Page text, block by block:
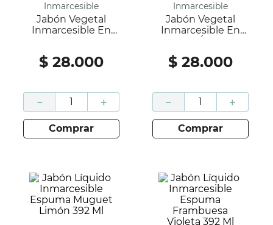
Inmarcesible
Jabón Vegetal
Inmarcesible En
$ 28.000
＋
－
comprar
Inmarcesible
Jabón Vegetal
Inmarcesible En
Lavanda 200 Gr
$ 28.000
＋
－
comprar